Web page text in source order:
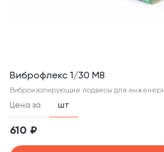
Виброфлекс 1/30 М8
Виброизолирующие подвесы для
Цена за шт
610 ₽